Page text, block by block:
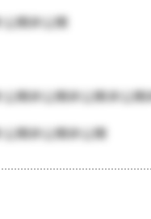
開非公開
開非公開非公開非公
開非公開非公開